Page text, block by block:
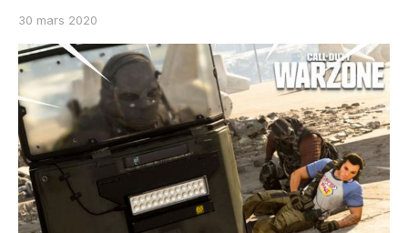
30 mars 2020